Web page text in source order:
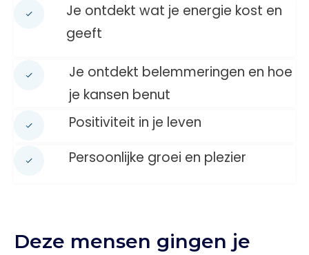
Je ontdekt wat je energie kost en
geeft
Je ontdekt belemmeringen en hoe
je kansen benut
Positiviteit in je leven
Persoonlijke groei en plezier
Deze mensen gingen je